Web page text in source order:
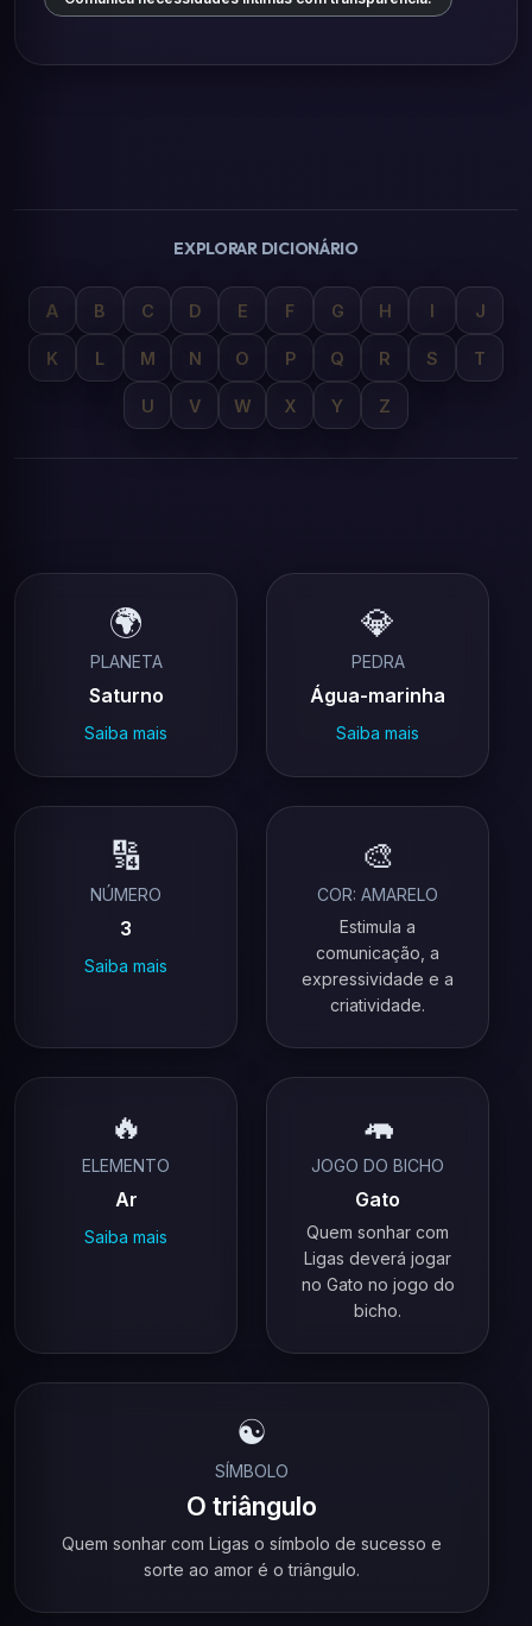
EXPLORAR DICIONÁRIO
A B C D E F G H I J
K L M N O P Q R S T
U V W X Y Z
🌍
PLANETA
Saturno
Saiba mais
💎
PEDRA
Água-marinha
Saiba mais
🔢
NÚMERO
3
Saiba mais
🎨
COR: AMARELO
Estimula a
comunicação, a
expressividade e a
criatividade.
🔥
ELEMENTO
Ar
Saiba mais
🦛
JOGO DO BICHO
Gato
Quem sonhar com
Ligas deverá jogar
no Gato no jogo do
bicho.
☯️
SÍMBOLO
O triângulo
Quem sonhar com Ligas o símbolo de sucesso e
sorte ao amor é o triângulo.